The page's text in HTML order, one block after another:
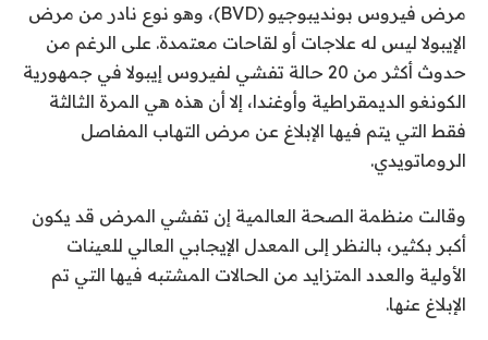
ئ
ة
م
ن
ع
ن
ا
ص
ا
ة
ل
ا
ئ
م
ة
مرض فيروس بونديبوجيو (BVD)، وهو نوع نادر من مرض
الإيبولا ليس له علاجات أو لقاحات معتمدة. على الرغم من
حدوث أكثر من 20 حالة تفشي لفيروس إيبولا في جمهورية
الكونغو الديمقراطية وأوغندا، إلا أن هذه هي المرة الثالثة
فقط التي يتم فيها الإبلاغ عن مرض التهاب المفاصل
الروماتويدي.
وقالت منظمة الصحة العالمية إن تفشي المرض قد يكون
أكبر بكثير، بالنظر إلى المعدل الإيجابي العالي للعينات
الأولية والعدد المتزايد من الحالات المشتبه فيها التي تم
الإبلاغ عنها.